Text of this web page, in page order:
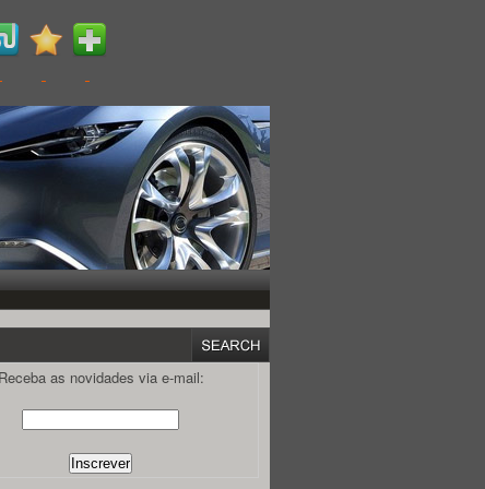
Receba as novidades via e-mail: